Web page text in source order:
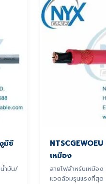
มีชี
ำมัน/
เหมือง
สายไฟสำหรับเหมือ
แวดล้อมรุนแรงที่สุ